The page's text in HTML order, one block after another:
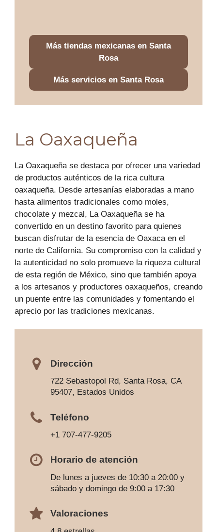
Más tiendas mexicanas en Santa
Rosa
Más servicios en Santa Rosa
La Oaxaqueña
La Oaxaqueña se destaca por ofrecer una variedad
de productos auténticos de la rica cultura
oaxaqueña. Desde artesanías elaboradas a mano
hasta alimentos tradicionales como moles,
chocolate y mezcal, La Oaxaqueña se ha
convertido en un destino favorito para quienes
buscan disfrutar de la esencia de Oaxaca en el
norte de California. Su compromiso con la calidad y
la autenticidad no solo promueve la riqueza cultural
de esta región de México, sino que también apoya
a los artesanos y productores oaxaqueños, creando
un puente entre las comunidades y fomentando el
aprecio por las tradiciones mexicanas.
Dirección
722 Sebastopol Rd, Santa Rosa, CA
95407, Estados Unidos
Teléfono
+1 707-477-9205
Horario de atención
De lunes a jueves de 10:30 a 20:00 y
sábado y domingo de 9:00 a 17:30
Valoraciones